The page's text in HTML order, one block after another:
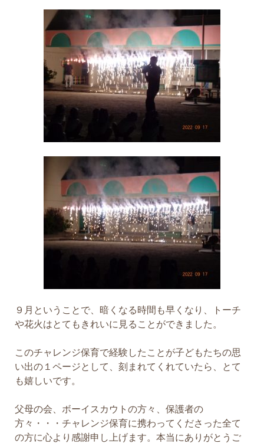
９月ということで、暗くなる時間も早くなり、トーチ
や花火はとてもきれいに見ることができました。
このチャレンジ保育で経験したことが子どもたちの思
い出の１ページとして、刻まれてくれていたら、とて
も嬉しいです。
父母の会、ボーイスカウトの方々、保護者の
方々・・・チャレンジ保育に携わってくださった全て
の方に心より感謝申し上げます。本当にありがとうご